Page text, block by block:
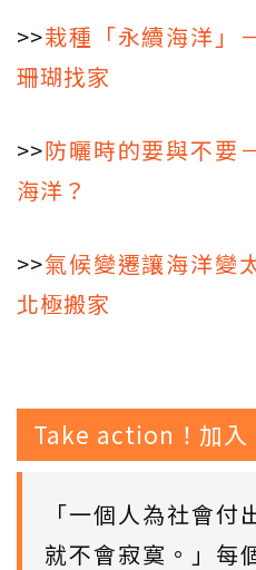
>>栽種「永續海洋」
珊瑚找家
>>防曬時的要與不要
海洋？
>>氣候變遷讓海洋變
北極搬家
Take action！加入
「一個人為社會
就不會寂寞。」每